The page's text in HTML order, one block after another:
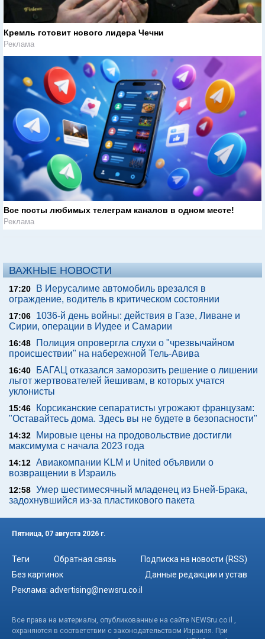
Кремль готовит нового лидера Чечни
Реклама
Все посты любимых телеграм каналов в одном месте!
Реклама
ВАЖНЫЕ НОВОСТИ
17:20
В Иерусалиме автомобиль врезался в
ограждение, водитель в критическом состоянии
17:06
1036-й день войны: действия в Газе, Ливане и
Сирии, операции в Иудее и Самарии
16:48
Полиция опровергла слухи о "чрезвычайном
происшествии" на набережной Тель-Авива
16:40
БАГАЦ отказался заморозить решение о лишении
льгот жертвователей йешивам, в которых учатся
уклонисты
15:46
Корсиканские сепаратисты угрожают французам:
"Оставайтесь дома. Здесь вы не будете в безопасности"
14:32
Мировые цены на продовольствие достигли
максимума с начала 2023 года
14:12 Авиакомпании KLM и United объявили о
возвращении в Израиль
12:58 Умер шестимесячный младенец из Бней-Брака,
задохнувшийся из-за пластикового пакета
Пятница, 07 августа 2026 г.
Теги Обратная связь
Подписка на новости (RSS)
Без картинок
Данные редакции и устав
Реклама: advertising@newsru.co.il
Все права на материалы, опубликованные на сайте NEWSru.co.il ,
охраняются в соответствии с законодательством Израиля. При